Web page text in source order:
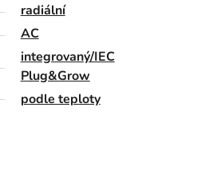
radiální
AC
integrovaný/IEC
Plug&Grow
podle teploty